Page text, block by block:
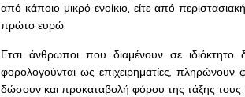
από κάποιο μικρό ενοίκιο, είτε από
πρώτο ευρώ.
Ετσι άνθρωποι που διαμένουν σε ιδιόκτητο
φορολογούνται ως επιχειρηματίες,
δώσουν και προκαταβολή φόρου της τάξης τους